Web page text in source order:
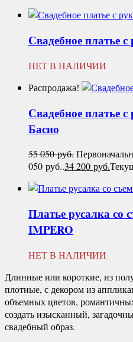
Свадебное платье
НЕТ В НАЛИЧИИ
Распродажа!
Свадебное платье
Басио
55 050руб.
050 руб..34 200 руб.
Платье русалка со
IMPERO
НЕТ В НАЛИЧИИ
Длинные или короткие, из
плотные, с декором из
объемных цветов,
создать изысканный,
свадебный образ.